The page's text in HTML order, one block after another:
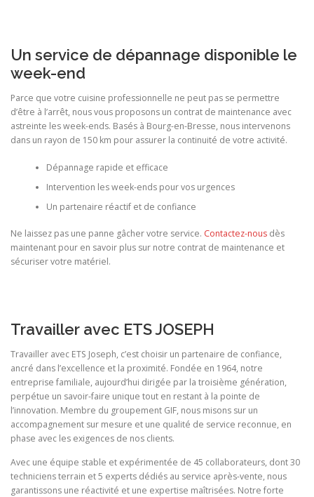
Un service de dépannage disponible le
week-end
Parce que votre cuisine professionnelle ne peut pas se permettre
d’être à l’arrêt, nous vous proposons un contrat de maintenance avec
astreinte les week-ends. Basés à Bourg-en-Bresse, nous intervenons
dans un rayon de 150 km pour assurer la continuité de votre activité.
Dépannage rapide et efficace
Intervention les week-ends pour vos urgences
Un partenaire réactif et de confiance
Ne laissez pas une panne gâcher votre service. Contactez-nous dès
maintenant pour en savoir plus sur notre contrat de maintenance et
sécuriser votre matériel.
Travailler avec ETS JOSEPH
Travailler avec ETS Joseph, c’est choisir un partenaire de confiance,
ancré dans l’excellence et la proximité. Fondée en 1964, notre
entreprise familiale, aujourd’hui dirigée par la troisième génération,
perpétue un savoir-faire unique tout en restant à la pointe de
l’innovation. Membre du groupement GIF, nous misons sur un
accompagnement sur mesure et une qualité de service reconnue, en
phase avec les exigences de nos clients.
Avec une équipe stable et expérimentée de 45 collaborateurs, dont 30
techniciens terrain et 5 experts dédiés au service après-vente, nous
garantissons une réactivité et une expertise maîtrisées. Notre forte